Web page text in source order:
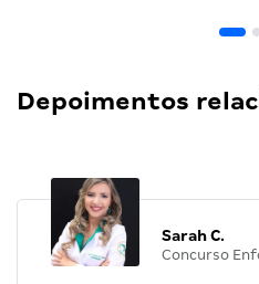
Depoimentos
Sarah C.
Concurso